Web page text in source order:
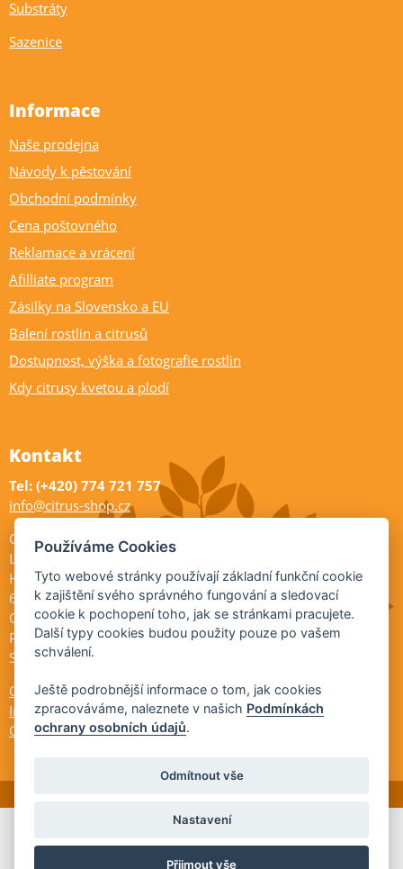
Substráty
Sazenice
Informace
Naše prodejna
Návody k pěstování
Obchodní podmínky
Cena poštovného
Reklamace a vrácení
Afilliate program
Zásilky na Slovensko a EU
Balení rostlin a citrusů
Dostupnost, výška a fotografie rostlin
Kdy citrusy kvetou a plodí
Kontakt
Tel: (+420) 774 721 757
info@citrus-shop.cz
Citrus shop zahradnictví
Legionářů 2
Hodonín
695 01
Otevřeno:
Po-Pá 9-17
So 9-11:30
Ochrana osobních údajů
Informace ÚKZÚZ
Cookies
Partnerský
Používáme Cookies
Tyto webové stránky používají základní funkční cookie
k zajištění svého správného fungování a sledovací
cookie k pochopení toho, jak se stránkami pracujete.
Další typy cookies budou použity pouze po vašem
schválení.
Ještě podrobnější informace o tom, jak cookies
zpracováváme, naleznete v našich Podmínkách
ochrany osobních údajů.
Odmítnout vše
Nastavení
Přijmout vše